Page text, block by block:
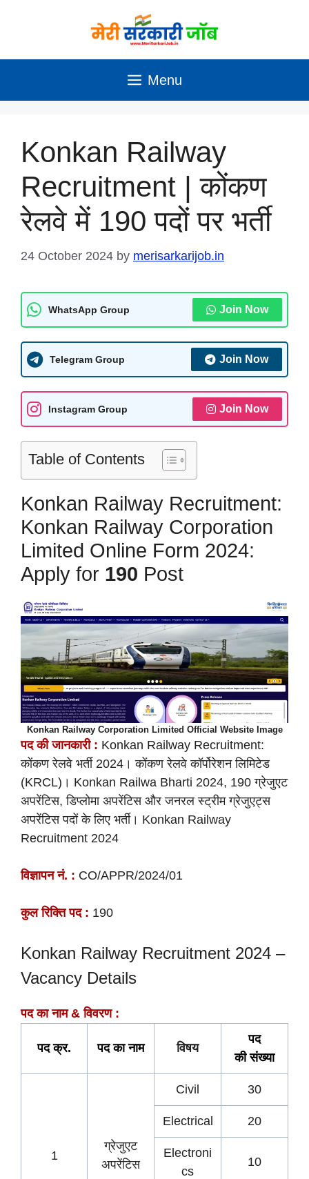
Menu
Konkan Railway
Recruitment | कोंकण
रेलवे में 190 पदों पर भर्ती
24 October 2024 by merisarkarijob.in
WhatsApp Group Join Now
Telegram Group Join Now
Instagram Group Join Now
Table of Contents
Konkan Railway Recruitment:
Konkan Railway Corporation
Limited Online Form 2024:
Apply for 190 Post
Konkan Railway Corporation Limited Official Website Image
पद की जानकारी : Konkan Railway Recruitment:
कोंकण रेलवे भर्ती 2024। कोंकण रेलवे कॉर्पोरेशन लिमिटेड
(KRCL)। Konkan Railwa Bharti 2024, 190 ग्रेजुएट
अपरेंटिस, डिप्लोमा अपरेंटिस और जनरल स्ट्रीम ग्रेजुएट्स
अपरेंटिस पदों के लिए भर्ती। Konkan Railway
Recruitment 2024
विज्ञापन नं. : CO/APPR/2024/01
कुल रिक्ति पद : 190
Konkan Railway Recruitment 2024 –
Vacancy Details
पद का नाम & विवरण :
पद क्र. पद का नाम विषय
पद
की संख्या
1
ग्रेजुएट
अपरेंटिस
Civil 30
Electrical 20
Electroni
cs
10